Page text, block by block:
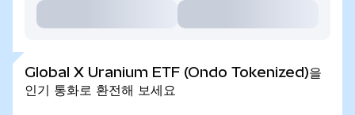
Global X Uranium ETF (Ondo Tokenized)을
인기 통화로 환전해 보세요